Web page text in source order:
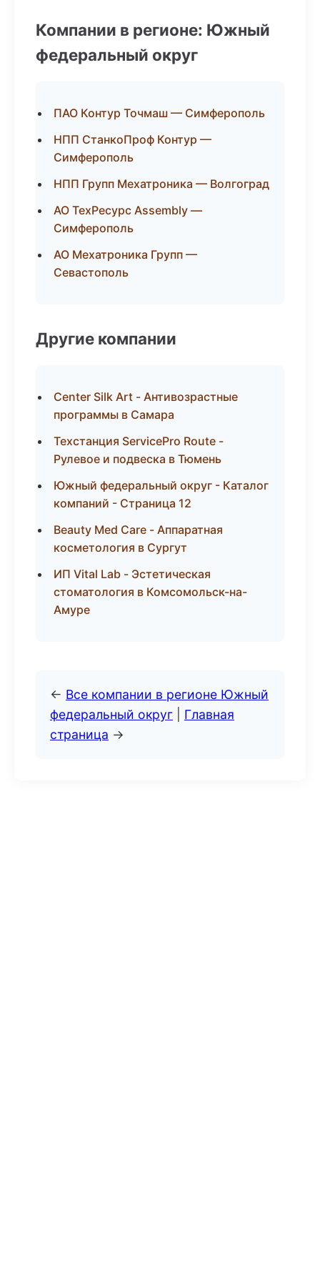
Компании в регионе: Южный
федеральный округ
ПАО Контур Точмаш — Симферополь
НПП СтанкоПроф Контур —
Симферополь
НПП Групп Мехатроника — Волгоград
АО ТехРесурс Assembly —
Симферополь
АО Мехатроника Групп —
Севастополь
Другие компании
Center Silk Art - Антивозрастные
программы в Самара
Техстанция ServicePro Route -
Рулевое и подвеска в Тюмень
Южный федеральный округ - Каталог
компаний - Страница 12
Beauty Med Care - Аппаратная
косметология в Сургут
ИП Vital Lab - Эстетическая
стоматология в Комсомольск-на-
Амуре
← Все компании в регионе Южный
федеральный округ
Главная
страница →